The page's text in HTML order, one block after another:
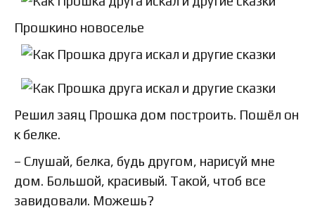
Прошкино новоселье
Решил заяц Прошка дом построить. Пошёл он
к белке.
– Слушай, белка, будь другом, нарисуй мне
дом. Большой, красивый. Такой, чтоб все
завидовали. Можешь?